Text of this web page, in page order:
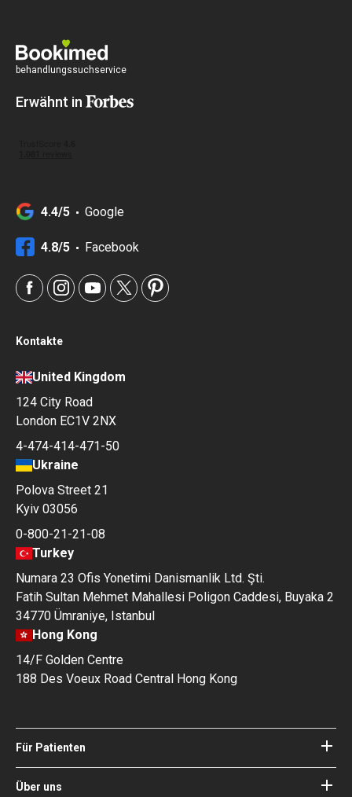
behandlungssuchservice
Erwähnt in
4.4/5 Google
4.8/5 Facebook
Kontakte
United Kingdom
124 City Road
London EC1V 2NX
4-474-414-471-50
Ukraine
Polova Street 21
Kyiv 03056
0-800-21-21-08
Turkey
Numara 23 Ofis Yonetimi Danismanlik Ltd. Şti.
Fatih Sultan Mehmet Mahallesi Poligon Caddesi, Buyaka 2
34770 Ümraniye, Istanbul
Hong Kong
14/F Golden Centre
188 Des Voeux Road Central Hong Kong
Für Patienten
Kliniken
Ärzte
Über uns